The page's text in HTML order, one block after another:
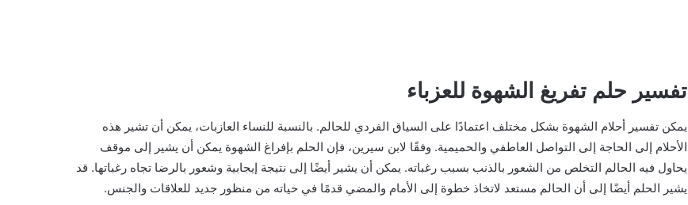
تفسير حلم تفريغ الشهوة للعزباء
يمكن تفسير أحلام الشهوة بشكل مختلف اعتمادًا على السياق الفردي للحالم. بالنسبة للنساء العازبات، يمكن أن تشير هذه
الأحلام إلى الحاجة إلى التواصل العاطفي والحميمية. وفقًا لابن سيرين، فإن الحلم بإفراغ الشهوة يمكن أن يشير إلى موقف
يحاول فيه الحالم التخلص من الشعور بالذنب بسبب رغباته. يمكن أن يشير أيضًا إلى نتيجة إيجابية وشعور بالرضا تجاه رغباتها. قد
يشير الحلم أيضًا إلى أن الحالم مستعد لاتخاذ خطوة إلى الأمام والمضي قدمًا في حياته من منظور جديد للعلاقات والجنس.